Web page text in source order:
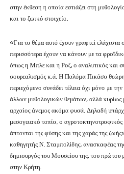
στην έκθεση η οποία εστιάζει στη
και το ζωικό στοιχείο.
«Για το θέμα αυτό έχουν γραφτεί ελάχιστα
περισσότερα έχουν να κάνουν με τα
όπως η Μπλε και η Ροζ, ο αναλυτικός και
σουρεαλισμός κ.ά. Η Παλόμα Πικάσο
περιεχόμενο συνάδει τέλεια όχι μόνο με
άλλων μυθολογικών θεμάτων, αλλά κυρίως
αρχαίος άνεμος ακόμα φυσά. Δηλαδή
μεσογειακό τοπίο, ο
άπτονται της φύσης και της χαράς της
καθηγητής Ν. Σταμπολίδης, ανασκαφέας
δημιουργός του Μουσείου της, του πρώτου
στην Κρήτη.